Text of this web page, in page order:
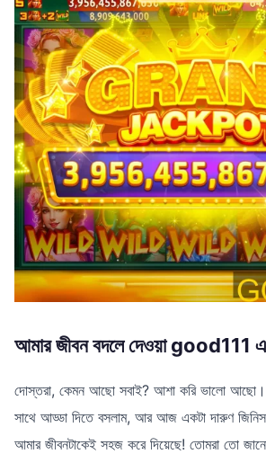
আমার জীবন বদলে দেওয়া good111
দোস্তরা, কেমন আছো সবাই? আশা করি ভালো আছো।
সাথে আড্ডা দিতে বসলাম, আর আজ একটা দারুণ জিনিস
আমার জীবনটাকেই সহজ করে দিয়েছে! তোমরা তো